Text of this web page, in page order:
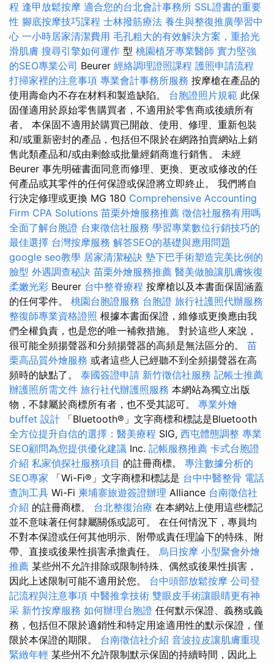
程 逢甲放鬆按摩 適合您的台北會計事務所 SSL證書的重要
性 腳底按摩技巧課程 士林撥筋療法 養生與整復推廣學習中
心 一小時居家清潔費用 毛孔粗大的有效解決方案，重拾光
滑肌膚 搜尋引擎如何運作 型 桃園植牙專業醫師 實力堅強
的SEO專業公司 Beurer 經絡調理證照課程 護照申請流程
打掃家裡的注意事項 專業會計事務所服務 按摩槍在產品的
使用壽命內不存在材料和製造缺陷。 台胞證照片規範 此保
固僅適用於原始零售購買者，不適用於零售商或後續所有
者。 本保固不適用於購買已開啟、使用、修理、重新包裝
和/或重新密封的產品，包括但不限於在網路拍賣網站上銷
售此類產品和/或由剩餘或批量經銷商進行銷售。 未經
Beurer 事先明確書面同意而修理、更換、更改或修改的任
何產品或其零件的任何保證或保證將立即終止。 我們將自
行決定修理或更換 MG 180 Comprehensive Accounting
Firm CPA Solutions 苗栗外燴服務推薦 徵信社服務有用嗎
全面了解台胞證 台東徵信社服務 學習專業數位行銷技巧的
最佳選擇 台灣按摩服務 解答SEO的基礎與應用問題
google seo教學 居家清潔秘訣 墊下巴手術塑造完美比例的
臉型 外遇調查秘訣 苗栗外燴服務推薦 醫美做臉讓肌膚恢復
柔嫩光彩 Beurer 台中整脊療程 按摩槍以及本書面保固涵蓋
的任何零件。 桃園台胞證服務 台胞證 旅行社護照代辦服務
整復師專業資格證照 根據本書面保證，維修或更換應由我
們全權負責，也是您的唯一補救措施。 對於這些人來說，
很可能全頻揚聲器和分頻揚聲器的高頻是無法區分的。 苗
栗高品質外燴服務 或者這些人已經聽不到全頻揚聲器在高
頻時的缺點了。 泰國簽證申請 新竹徵信社服務 記帳士推薦
辦護照所需文件 旅行社代辦護照服務 本網站為獨立出版
物，不隸屬於商標所有者，也不受其認可。 專業外燴
buffet 設計 「Bluetooth®」文字商標和標誌是Bluetooth
全方位提升自信的選擇：醫美療程 SIG, 西屯體態調整 專業
SEO顧問為您提供優化建議 Inc. 記帳服務推薦 卡式台胞證
介紹 私家偵探社服務項目 的註冊商標。 專注數據分析的
SEO專家 「Wi-Fi®」文字商標和標誌是 台中中醫整骨 電話
查詢工具 Wi-Fi 柬埔寨旅遊簽證辦理 Alliance 台南徵信社
介紹 的註冊商標。 台北整復治療 在本網站上使用這些標記
並不意味著任何隸屬關係或認可。 在任何情況下，專員均
不對本保證或任何其他明示、附帶或責任理論下的特殊、附
帶、直接或後果性損害承擔責任。 烏日按摩 小型聚會外燴
推薦 某些州不允許排除或限制特殊、偶然或後果性損害，
因此上述限制可能不適用於您。 台中頭部放鬆按摩 公司登
記流程與注意事項 中醫推拿技術 雙眼皮手術讓眼睛更有神
采 新竹按摩服務 如何辦理台胞證 任何默示保證、義務或義
務，包括但不限於適銷性和特定用途適用性的默示保證，僅
限於本保證的期限。 台南徵信社介紹 音波拉皮讓肌膚重現
緊緻年輕 某些州不允許限制默示保固的持續時間，因此上